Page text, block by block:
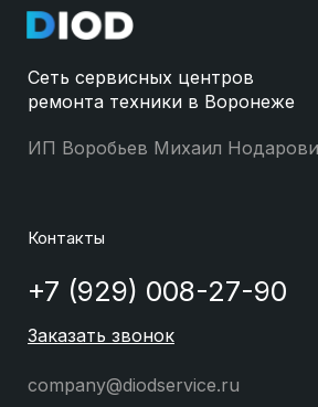
Сеть сервисных центров
ремонта техники в Воронеже
ИП Воробьев Михаил
Контакты
+7 (929) 008-27-90
Заказать звонок
company@diodservice.ru